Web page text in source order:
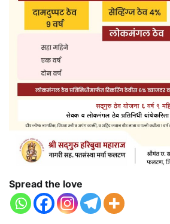
Spread the love